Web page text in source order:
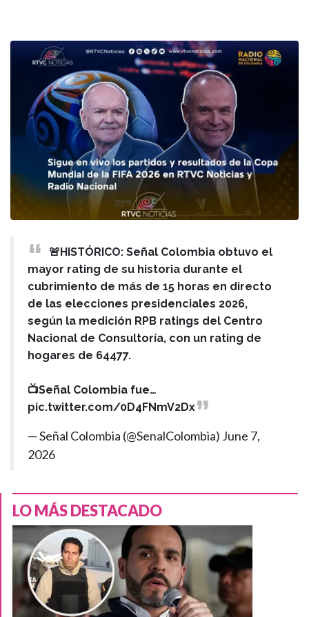
🚨HISTÓRICO: Señal Colombia obtuvo el
mayor rating de su historia durante el
cubrimiento de más de 15 horas en directo
de las elecciones presidenciales 2026,
según la medición RPB ratings del Centro
Nacional de Consultoría, con un rating de
hogares de 64477.
📺Señal Colombia fue…
pic.twitter.com/0D4FNmV2Dx
— Señal Colombia (@SenalColombia) June 7,
2026
LO MÁS DESTACADO